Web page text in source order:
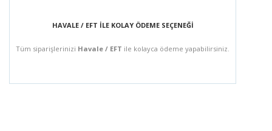
HAVALE / EFT İLE KOLAY ÖDEME SEÇENEĞİ
Tüm siparişlerinizi Havale / EFT ile kolayca ödeme yapabilirsiniz.